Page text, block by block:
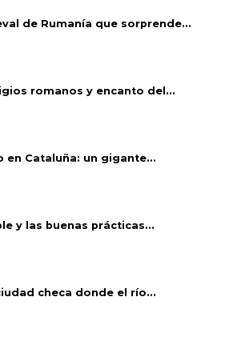
de Rumanía que sorprende...
romanos y encanto del...
en Cataluña: un gigante...
y las buenas prácticas...
checa donde el río...